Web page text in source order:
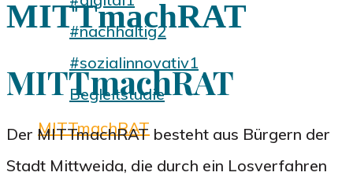
#nachhaltig2
#sozialinnovativ1
Begleitstudie
MITTmachRAT
Termine
MITTmachRAT
MITTmachRAT
Der MITTmachRAT besteht aus Bürgern der
Stadt Mittweida, die durch ein Losverfahren